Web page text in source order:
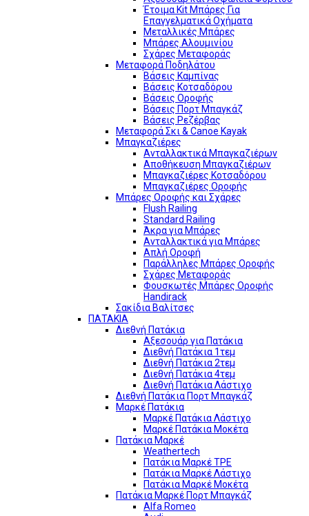
Έτοιμα Kit Μπάρες Για
Επαγγελματικά Οχήματα
Μεταλλικές Μπάρες
Μπάρες Αλουμινίου
Σχάρες Μεταφοράς
Μεταφορά Ποδηλάτου
Βάσεις Καμπίνας
Βάσεις Κοτσαδόρου
Βάσεις Οροφής
Βάσεις Πορτ Μπαγκάζ
Βάσεις Ρεζέρβας
Μεταφορά Σκι & Canoe Kayak
Μπαγκαζιέρες
Ανταλλακτικά Μπαγκαζιέρων
Αποθήκευση Μπαγκαζιέρων
Μπαγκαζιέρες Κοτσαδόρου
Μπαγκαζιέρες Οροφής
Μπάρες Οροφής και Σχάρες
Flush Railing
Standard Railing
Άκρα για Μπάρες
Ανταλλακτικά για Μπάρες
Απλή Οροφή
Παράλληλες Μπάρες Οροφής
Σχάρες Μεταφοράς
Φουσκωτές Μπάρες Οροφής
Handirack
Σακίδια Βαλίτσες
ΠΑΤΑΚΙΑ
Διεθνή Πατάκια
Αξεσουάρ για Πατάκια
Διεθνή Πατάκια 1τεμ
Διεθνή Πατάκια 2τεμ
Διεθνή Πατάκια 4τεμ
Διεθνή Πατάκια Λάστιχο
Διεθνή Πατάκια Πορτ Μπαγκάζ
Μαρκέ Πατάκια
Μαρκέ Πατάκια Λάστιχο
Μαρκέ Πατάκια Μοκέτα
Πατάκια Μαρκέ
Weathertech
Πατάκια Μαρκέ TPE
Πατάκια Μαρκέ Λάστιχο
Πατάκια Μαρκέ Μοκέτα
Πατάκια Μαρκέ Πορτ Μπαγκάζ
Alfa Romeo